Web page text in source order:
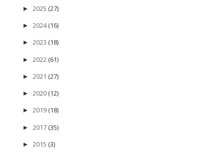
► 2025 (27)
► 2024(16)
► 2023 (18)
► 2022(61)
► 2021 (27)
► 2020(12)
► 2019(18)
► 2017(35)
► 2015 (3)